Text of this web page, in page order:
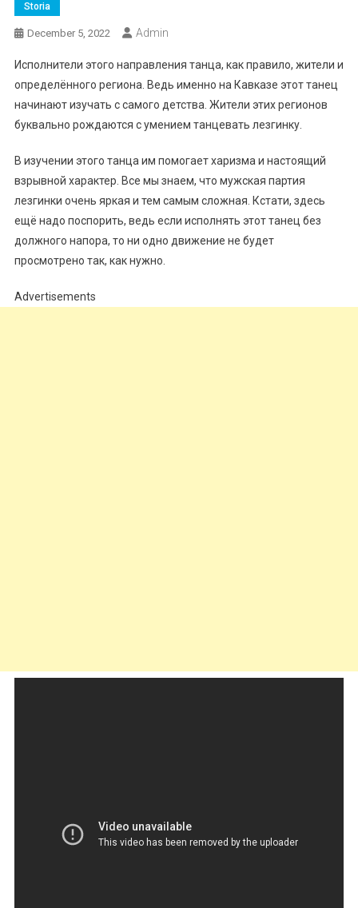
Storia
December 5, 2022 Admin
Исполнители этого направления танца, как правило, жители и
определённого региона. Ведь именно на Кавказе этот танец
начинают изучать с самого детства. Жители этих регионов
буквально рождаются с умением танцевать лезгинку.
В изучении этого танца им помогает харизма и настоящий
взрывной характер. Все мы знаем, что мужская партия
лезгинки очень яркая и тем самым сложная. Кстати, здесь
ещё надо поспорить, ведь если исполнять этот танец без
должного напора, то ни одно движение не будет
просмотрено так, как нужно.
Advertisements